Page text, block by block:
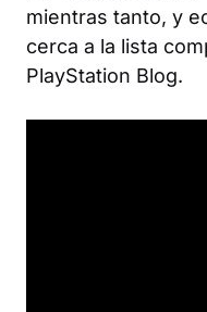
mientras tanto, y
cerca a la lista
PlayStation Blog.